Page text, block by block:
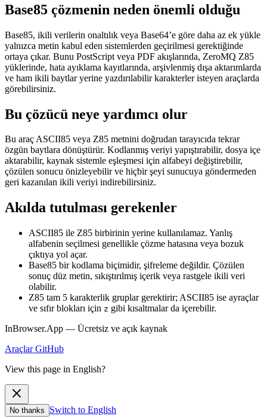
Base85 çözmenin neden önemli olduğu
Base85, ikili verilerin onaltılık veya Base64’e göre daha az ek yükle
yalnızca metin kabul eden sistemlerden geçirilmesi gerektiğinde
ortaya çıkar. Bunu PostScript veya PDF akışlarında, ZeroMQ Z85
yüklerinde, hata ayıklama kayıtlarında, arşivlenmiş dışa aktarımlarda
ve ham ikili baytlar yerine yazdırılabilir karakterler isteyen araçlarda
görebilirsiniz.
Bu çözücü neye yardımcı olur
Bu araç ASCII85 veya Z85 metnini doğrudan tarayıcıda tekrar
özgün baytlara dönüştürür. Kodlanmış veriyi yapıştırabilir, dosya içe
aktarabilir, kaynak sistemle eşleşmesi için alfabeyi değiştirebilir,
çözülen sonucu önizleyebilir ve hiçbir şeyi sunucuya göndermeden
geri kazanılan ikili veriyi indirebilirsiniz.
Akılda tutulması gerekenler
ASCII85 ile Z85 birbirinin yerine kullanılamaz. Yanlış
alfabenin seçilmesi genellikle çözme hatasına veya bozuk
çıktıya yol açar.
Base85 bir kodlama biçimidir, şifreleme değildir. Çözülen
sonuç düz metin, sıkıştırılmış içerik veya rastgele ikili veri
olabilir.
Z85 tam 5 karakterlik gruplar gerektirir; ASCII85 ise ayraçlar
ve sıfır blokları için z gibi kısaltmalar da içerebilir.
InBrowser.App — Ücretsiz ve açık kaynak
AraçlarGitHub
View this page in English?
No thanks Switch to English